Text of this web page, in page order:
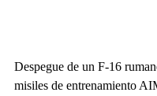
Despegue de un F-16
misiles de entrenamiento